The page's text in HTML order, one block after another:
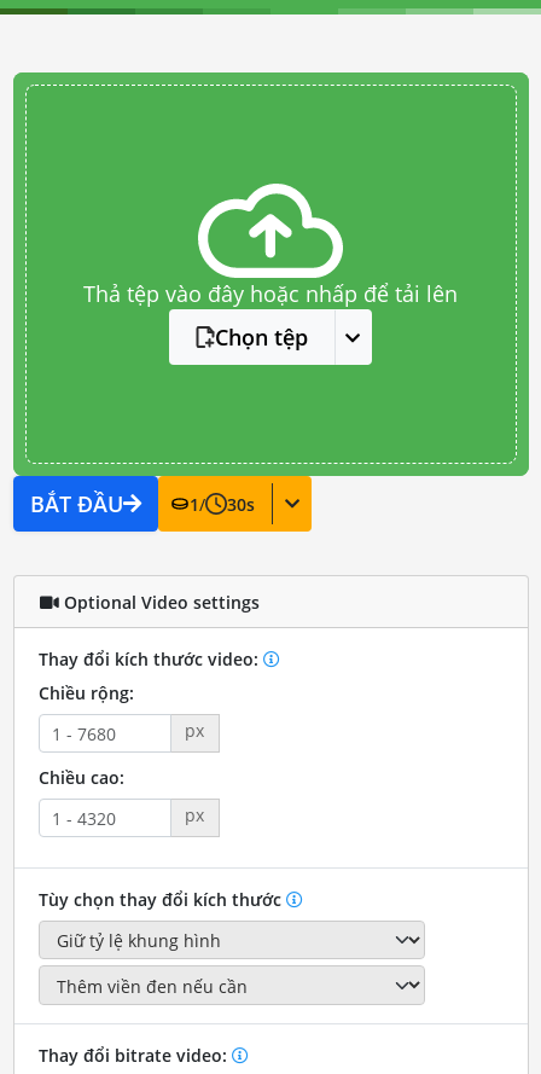
Thả tệp vào đây hoặc nhấp để tải lên
Chọn tệp
BẮT ĐẦU 1/ 30s
Optional Video settings
Thay đổi kích thước video:
Chiều rộng:
px
Chiều cao:
px
Tùy chọn thay đổi kích thước
Thay đổi bitrate video: